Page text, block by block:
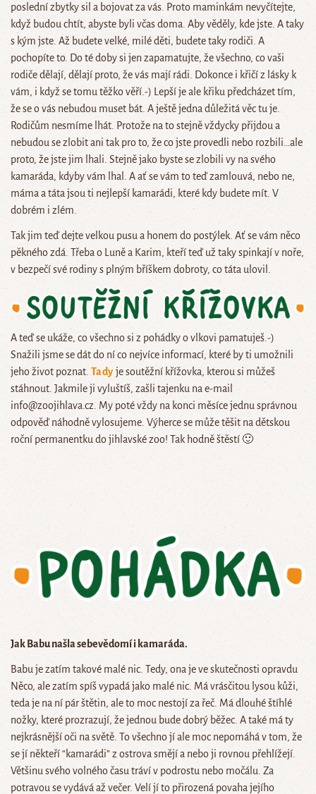
poslední zbytky sil a bojovat za vás. Proto maminkám nevyčítejte,
když budou chtít, abyste byli včas doma. Aby věděly, kde jste. A taky
s kým jste. Až budete velké, milé děti, budete taky rodiči. A
pochopíte to. Do té doby si jen zapamatujte, že všechno, co vaši
rodiče dělají, dělají proto, že vás mají rádi. Dokonce i křičí z lásky k
vám, i když se tomu těžko věří.-) Lepší je ale křiku předcházet tím,
že se o vás nebudou muset bát. A ještě jedna důležitá věc tu je.
Rodičům nesmíme lhát. Protože na to stejně vždycky přijdou a
nebudou se zlobit ani tak pro to, že co jste provedli nebo rozbili…ale
proto, že jste jim lhali. Stejně jako byste se zlobili vy na svého
kamaráda, kdyby vám lhal. A ať se vám to teď zamlouvá, nebo ne,
máma a táta jsou ti nejlepší kamarádi, které kdy budete mít. V
dobrém i zlém.
Tak jim teď dejte velkou pusu a honem do postýlek. Ať se vám něco
pěkného zdá. Třeba o Luně a Karim, kteří teď už taky spinkají v noře,
v bezpečí své rodiny s plným bříškem dobroty, co táta ulovil.
A teď se ukáže, co všechno si z pohádky o vlkovi pamatuješ.-)
Snažili jsme se dát do ní co nejvíce informací, které by ti umožnili
jeho život poznat. Tady je soutěžní křížovka, kterou si můžeš
stáhnout. Jakmile ji vyluštíš, zašli tajenku na e-mail
info@zoojihlava.cz. My poté vždy na konci měsíce jednu správnou
odpověď náhodně vylosujeme. Výherce se může těšit na dětskou
roční permanentku do jihlavské zoo! Tak hodně štěstí 🙂
Jak Babu našla sebevědomíi kamaráda.
Babu je zatím takové malé nic. Tedy, ona je ve skutečnosti opravdu
Něco, ale zatím spíš vypadá jako malé nic. Má vrásčitou lysou kůži,
teda je na ní pár štětin, ale to moc nestojí za řeč. Má dlouhé štíhlé
nožky, které prozrazují, že jednou bude dobrý běžec. A také má ty
nejkrásnější oči na světě. To všechno jí ale moc nepomáhá v tom, že
se jí někteří “kamarádi” z ostrova smějí a nebo ji rovnou přehlížejí.
Většinu svého volného času tráví v podrostu nebo močálu. Za
potravou se vydává až večer. Velí jí to přirozená povaha jejího